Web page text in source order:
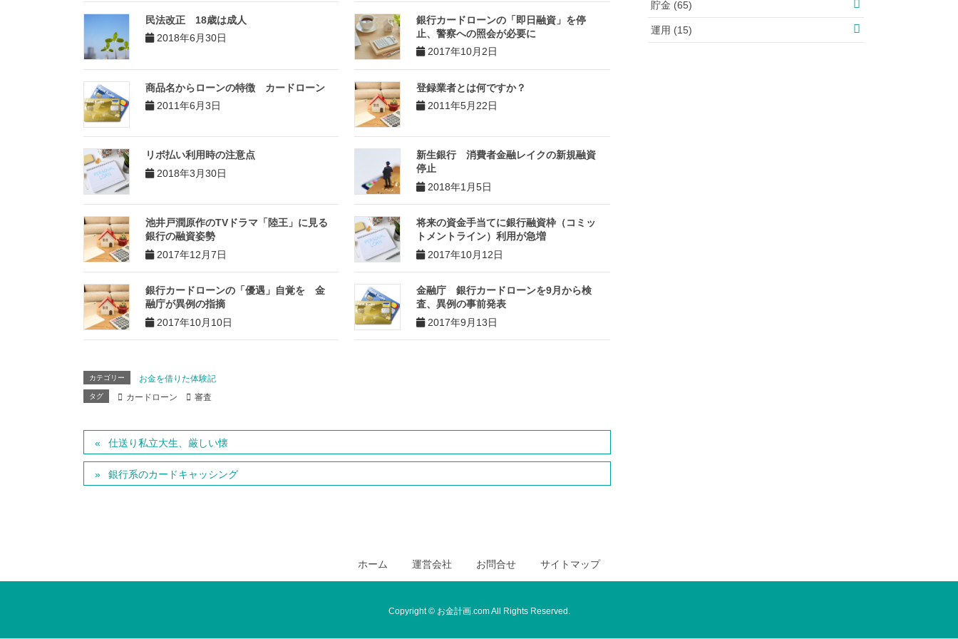
民法改正 18歳は成人
2018年6月30日
銀行カードローンの「即日融資」を停
止、警察への照会が必要に
2017年10月2日
商品名からローンの特徴 カードローン
2011年6月3日
登録業者とは何ですか？
2011年5月22日
リボ払い利用時の注意点
2018年3月30日
新生銀行 消費者金融レイクの新規融資
停止
2018年1月5日
池井戸潤原作のTVドラマ「陸王」に見る
銀行の融資姿勢
2017年12月7日
将来の資金手当てに銀行融資枠（コミッ
トメントライン）利用が急増
2017年10月12日
銀行カードローンの「優遇」自覚を 金
融庁が異例の指摘
2017年10月10日
金融庁 銀行カードローンを9月から検
査、異例の事前発表
2017年9月13日
カテゴリー お金を借りた体験記
タグ カードローン 審査
仕送り私立大生、厳しい懐
銀行系のカードキャッシング
貯金 (65)
運用 (15)
ホーム 運営会社 お問合せ サイトマップ
Copyright © お金計画.com All Rights Reserved.